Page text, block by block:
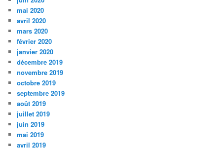
mai 2020
avril 2020
mars 2020
février 2020
janvier 2020
décembre 2019
novembre 2019
octobre 2019
septembre 2019
août 2019
juillet 2019
juin 2019
mai 2019
avril 2019